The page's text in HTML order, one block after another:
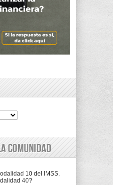
comunidad
10 del IMSS,
40?